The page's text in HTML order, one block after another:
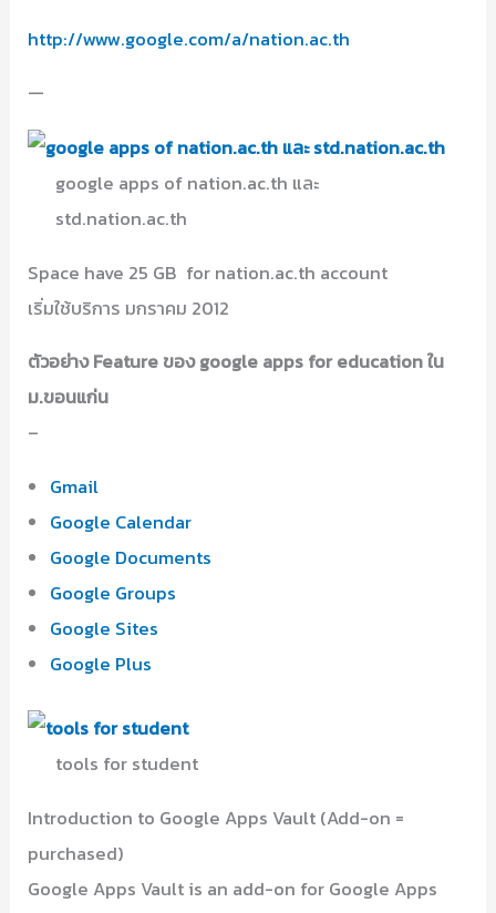
http://www.google.com/a/nation.ac.th
—
google apps of nation.ac.th และ
std.nation.ac.th
Space have 25 GB for nation.ac.th account
เริ่มใช้บริการ มกราคม 2012
ตัวอย่าง Feature ของ google apps for education ใน
ม.ขอนแก่น
–
Gmail
Google Calendar
Google Documents
Google Groups
Google Sites
Google Plus
tools for student
Introduction to Google Apps Vault (Add-on =
purchased)
Google Apps Vault is an add-on for Google Apps